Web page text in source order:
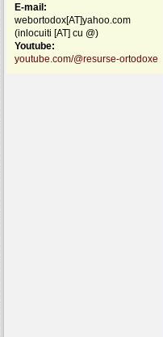
E-mail:
webortodox[AT]yahoo.com
(inlocuiti [AT] cu @)
Youtube:
youtube.com/@resurse-ortodoxe